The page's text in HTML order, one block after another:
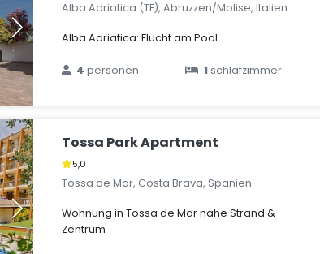
Alba Adriatica (TE), Abruzzen/Molise, Italien
Alba Adriatica: Flucht am Pool
4personen 1schlafzimmer
Tossa Park Apartment
5,0
Tossa de Mar, Costa Brava, Spanien
Wohnung in Tossa de Mar nahe Strand &
Zentrum